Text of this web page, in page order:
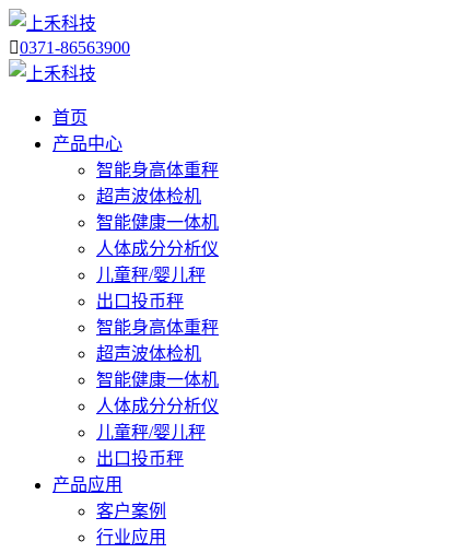
0371-86563900
首页
产品中心
智能身高体重秤
超声波体检机
智能健康一体机
人体成分分析仪
儿童秤/婴儿秤
出口投币秤
智能身高体重秤
超声波体检机
智能健康一体机
人体成分分析仪
儿童秤/婴儿秤
出口投币秤
产品应用
客户案例
行业应用